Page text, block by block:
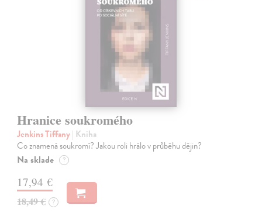
Hranice soukromého
Jenkins Tiffany| Kniha
Co znamená soukromí? Jakou roli hrálo v průběhu dějin?
Na sklade ?
17,94 €
18,49 € ?